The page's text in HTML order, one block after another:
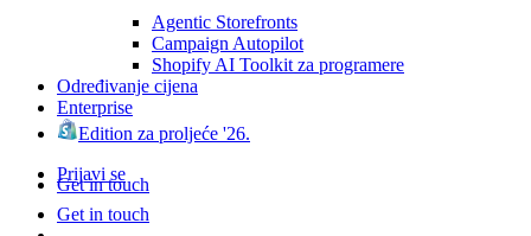
Agentic Storefronts
Campaign Autopilot
Shopify AI Toolkit za programere
Određivanje cijena
Enterprise
Edition za proljeće '26.
Prijavi se
Get in touch
Get in touch